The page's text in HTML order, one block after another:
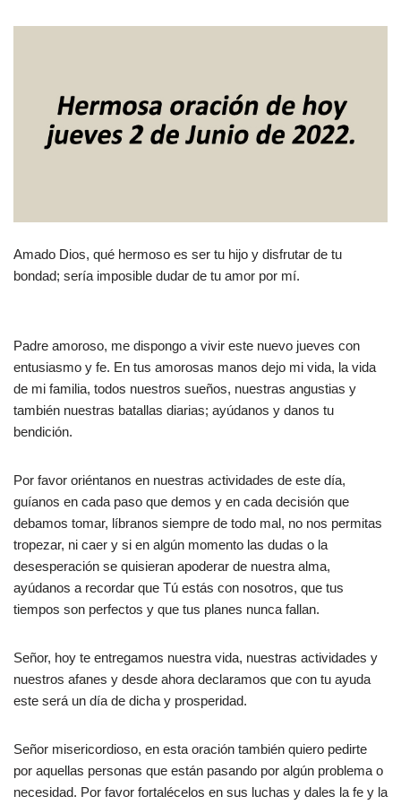
Amado Dios, qué hermoso es ser tu hijo y disfrutar de tu
bondad; sería imposible dudar de tu amor por mí.
Padre amoroso, me dispongo a vivir este nuevo jueves con
entusiasmo y fe. En tus amorosas manos dejo mi vida, la vida
de mi familia, todos nuestros sueños, nuestras angustias y
también nuestras batallas diarias; ayúdanos y danos tu
bendición.
Por favor oriéntanos en nuestras actividades de este día,
guíanos en cada paso que demos y en cada decisión que
debamos tomar, líbranos siempre de todo mal, no nos permitas
tropezar, ni caer y si en algún momento las dudas o la
desesperación se quisieran apoderar de nuestra alma,
ayúdanos a recordar que Tú estás con nosotros, que tus
tiempos son perfectos y que tus planes nunca fallan.
Señor, hoy te entregamos nuestra vida, nuestras actividades y
nuestros afanes y desde ahora declaramos que con tu ayuda
este será un día de dicha y prosperidad.
Señor misericordioso, en esta oración también quiero pedirte
por aquellas personas que están pasando por algún problema o
necesidad. Por favor fortalécelos en sus luchas y dales la fe y la